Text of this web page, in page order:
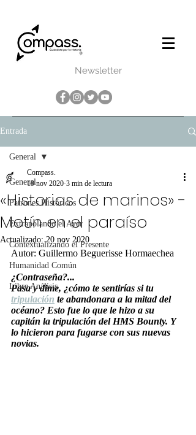
Newsletter
Entrada
General
Patrones Históricos
Extrapolando el Ayer
Contextualizando el Presente
Humanidad Común
Libre Análisis
General
«Historias de marinos» -
Motín en el paraíso
Compass.
19 nov 2020 3 min de lectura
Actualizado:20 nov 2020
Autor: Guillermo Beguerisse Hormaechea
¿Contraseña?...
Pasa y dime, ¿cómo te sentirías si tu
tripulación te abandonara a la mitad del
océano? Esto fue lo que le hizo a su
capitán la tripulación del HMS Bounty. Y
lo hicieron para fugarse con sus nuevas
novias.